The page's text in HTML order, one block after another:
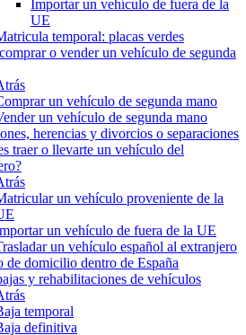
Importar un vehículo de fuera de la
UE
temporal: placas verdes
o vender un vehículo de segunda
un vehículo de segunda mano
un vehículo de segunda mano
herencias y divorcios o separaciones
traer o llevarte un vehículo del
un vehículo proveniente de la
un vehículo de fuera de la UE
un vehículo español al extranjero
de domicilio dentro de España
y rehabilitaciones de vehículos
temporal
definitiva